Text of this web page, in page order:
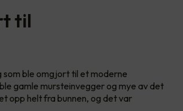
til
ble omgjort til et moderne
gamle mursteinvegger og mye av det
opp helt fra bunnen, og det var